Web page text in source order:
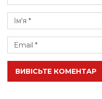
ВИВІСЬТЕ КОМЕНТАР